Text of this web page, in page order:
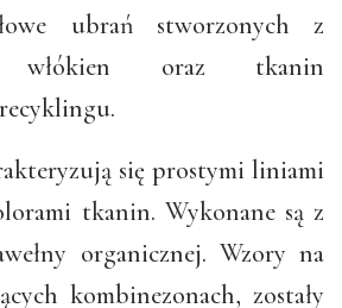
ubrań stworzonych z
włókien oraz tkanin
się prostymi liniami
tkanin. Wykonane są z
organicznej. Wzory na
kombinezonach, zostały